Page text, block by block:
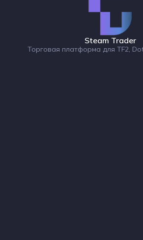
Steam Trader
Торговая платформа для TF2,